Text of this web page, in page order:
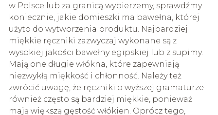
w Polsce lub za granicą wybierzemy, sprawdźmy
koniecznie, jakie domieszki ma bawełna, której
użyto do wytworzenia produktu. Najbardziej
miękkie ręczniki zazwyczaj wykonane są z
wysokiej jakości bawełny egipskiej lub z supimy.
Mają one długie włókna, które zapewniają
niezwykłą miękkość i chłonność. Należy też
zwrócić uwagę, że ręczniki o wyższej gramaturze
również często są bardziej miękkie, ponieważ
mają większą gęstość włókien. Oprócz tego,